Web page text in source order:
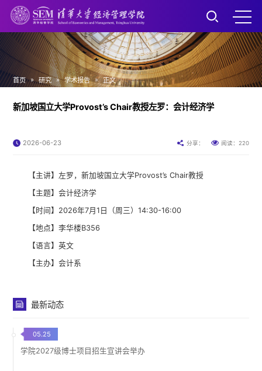
首页 » 研究 » 学术报告 » 正文
新加坡国立大学Provost’s Chair教授左罗：会计经济学
2026-06-23 分享： 阅读： 220
【主讲】左罗，新加坡国立大学Provost’s Chair教授
【主题】会计经济学
【时间】2026年7月1日（周三） 14:30-16:00
【地点】李华楼B356
【语言】英文
【主办】会计系
最新动态
05.25
学院2027级博士项目招生宣讲会举办